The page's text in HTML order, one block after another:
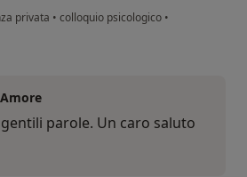
privata • colloquio psicologico •
V.T.
parole. Un caro saluto